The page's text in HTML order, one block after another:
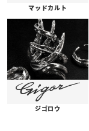
マッドカルト
ジゴロウ